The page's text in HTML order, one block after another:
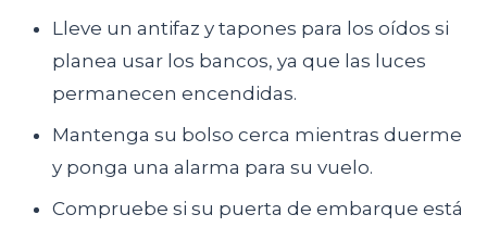
Lleve un antifaz y tapones para los oídos si
planea usar los bancos, ya que las luces
permanecen encendidas.
Mantenga su bolso cerca mientras duerme
y ponga una alarma para su vuelo.
Compruebe si su puerta de embarque está